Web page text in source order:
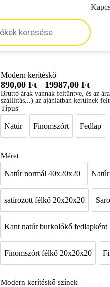
Modern kerítéskő
890,00 Ft – 19987,00 Ft
Bruttó árak vannak feltűntve, és az
szálllítás...) az ajánlatban kerülnek
Típus
Natúr
Natúr FinomszórtFinomszórtFedlap
Fedlap
Méret
Natúr normál 40x20x20
Natúr normál
satírozott félkő 20x20x20
satírozott félkő
Kant natúr burkolókő fedlapként
Kant natúr
Finomszórt félkő 20x20x20
Finomszórt félkő
Modern kerítéskő színek